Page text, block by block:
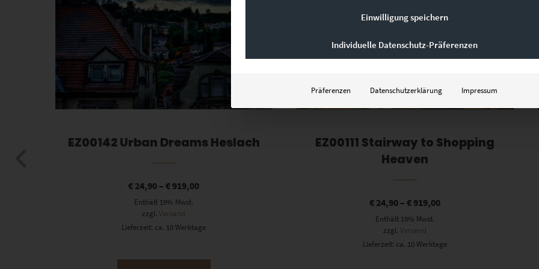
EZ00142 Urban Dreams Heslach
€ 24,90 –€ 919,00
Enthält 19% Mwst.
zzgl.Versand
Lieferzeit: ca. 10 Werktage
EZ00111 Stairway to Shopping
Heaven
€ 24,90 –€ 919,00
Enthält 19% Mwst.
zzgl.Versand
Lieferzeit: ca. 10 Werktage
Einwilligung speichern
Individuelle Datenschutz-Präferenzen
Präferenzen Datenschutzerklärung Impressum